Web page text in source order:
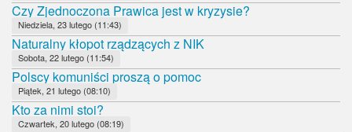
Czy Zjednoczona Prawica jest w kryzysie?
Niedziela, 23 lutego (11:43)
Naturalny kłopot rządzących z NIK
Sobota, 22 lutego (11:54)
Polscy komuniści proszą o pomoc
Piątek, 21 lutego (08:10)
Kto za nimi stoi?
Czwartek, 20 lutego (08:19)